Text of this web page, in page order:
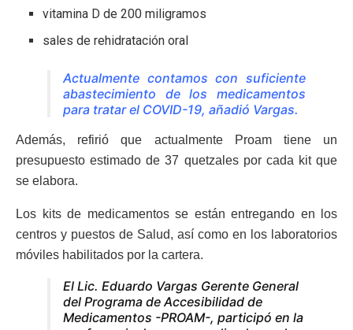
vitamina D de 200 miligramos
sales de rehidratación oral
Actualmente contamos con suficiente
abastecimiento de los medicamentos
para tratar el COVID-19, añadió Vargas.
Además, refirió que actualmente Proam tiene un
presupuesto estimado de 37 quetzales por cada kit que
se elabora.
Los kits de medicamentos se están entregando en los
centros y puestos de Salud, así como en los laboratorios
móviles habilitados por la cartera.
El Lic. Eduardo Vargas Gerente General
del Programa de Accesibilidad de
Medicamentos -PROAM-, participó en la